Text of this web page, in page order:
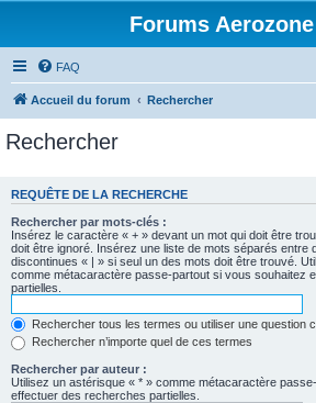
Forums
FAQ
Accueil du forum Rechercher
Rechercher
REQUÊTE DE LA RECHERCHE
Rechercher par mots-clés :
Insérez le caractère « + » devant un mot qui doit être
doit être ignoré. Insérez une liste de mots séparés entre
discontinues « | » si seul un des mots doit être trouvé.
comme métacaractère passe-partout si vous souhaitez
partielles.
Rechercher tous les termes ou utiliser une question
Rechercher n’importe quel de ces termes
Rechercher par auteur :
Utilisez un astérisque « * » comme métacaractère
effectuer des recherches partielles.